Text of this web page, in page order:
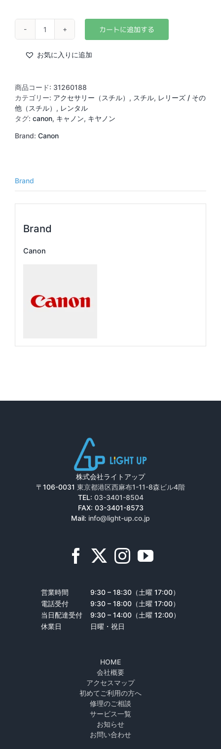
Canon
モ
コ
ン
ト
ロ
ラ
タ
個
お気に入りに追加
商品コード: 31260188
カテゴリー: アクセサリー（スチル） , スチル, レリーズ / その
他（スチル） , レンタル
タグ: canon, キャノン, キヤノン
Brand: Canon
Brand
Brand
Canon
株式会社ライトアップ
〒106-0031 東京都港区西麻布1-11-8森ビル4階
TEL: 03-3401-8504
FAX: 03-3401-8573
Mail: info@light-up.co.jp
営業時間
9:30 – 18:30（土曜 17:00）
電話受付
9:30 – 18:00（土曜 17:00）
当日配達受付
9:30 – 14:00（土曜 12:00）
休業日
日曜・祝日
HOME
会社概要
アクセスマップ
初めてご利用の方へ
修理のご相談
サービス一覧
お知らせ
お問い合わせ